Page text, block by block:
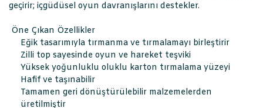
geçirir; içgüdüsel oyun davranışlarını destekler.
Öne Çıkan Özellikler
Eğik tasarımıyla tırmanma ve tırmalamayı birleştirir
Zilli top sayesinde oyun ve hareket teşviki
Yüksek yoğunluklu oluklu karton tırmalama yüzeyi
Hafif ve taşınabilir
Tamamen geri dönüştürülebilir malzemelerden
üretilmiştir